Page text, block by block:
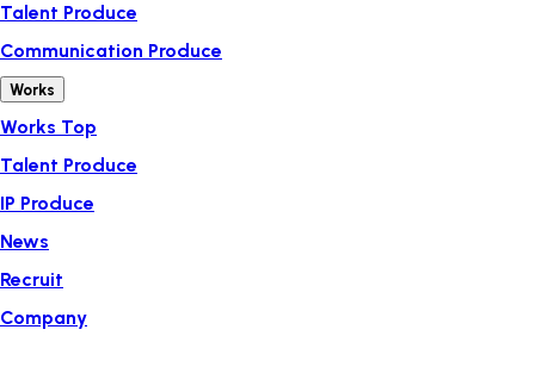
Talent Produce
Communication Produce
Works
Works Top
Talent Produce
IP Produce
News
Recruit
Company